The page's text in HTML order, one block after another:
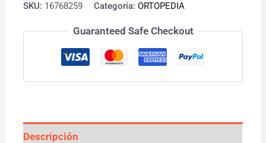
SKU: 16768259 Categoría:ORTOPEDIA
Guaranteed Safe Checkout
Descripción